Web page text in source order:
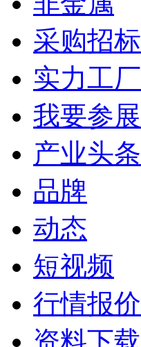
采购招标
实力工厂
我要参展
产业头条
品牌
动态
短视频
行情报价
资料下载